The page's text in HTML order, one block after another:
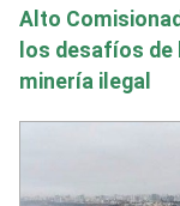
Alto
los desafíos
minería ilegal